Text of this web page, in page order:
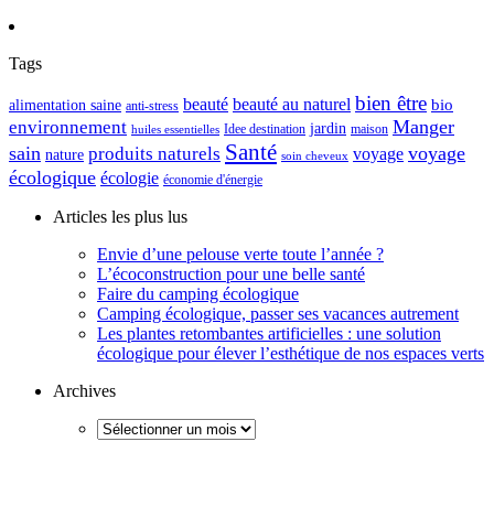
Tags
alimentation saine anti-stress beauté beauté au naturel bien être bio
environnement huiles essentielles Idee destination jardin maison Manger
sain nature produits naturels Santé soin cheveux voyage voyage
écologique écologie économie d'énergie
Articles les plus lus
Envie d’une pelouse verte toute l’année ?
L’écoconstruction pour une belle santé
Faire du camping écologique
Camping écologique, passer ses vacances autrement
Les plantes retombantes artificielles : une solution
écologique pour élever l’esthétique de nos espaces verts
Archives